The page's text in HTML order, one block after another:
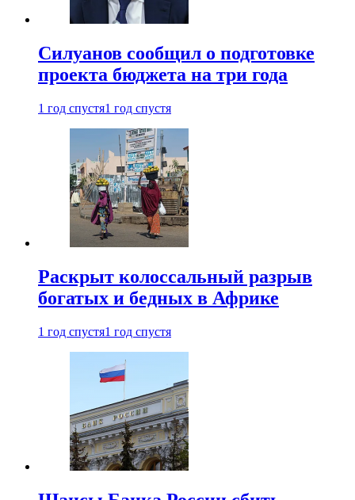
Силуанов сообщил о подготовке
проекта бюджета на три года
1 год спустя1 год спустя
Раскрыт колоссальный разрыв
богатых и бедных в Африке
1 год спустя1 год спустя